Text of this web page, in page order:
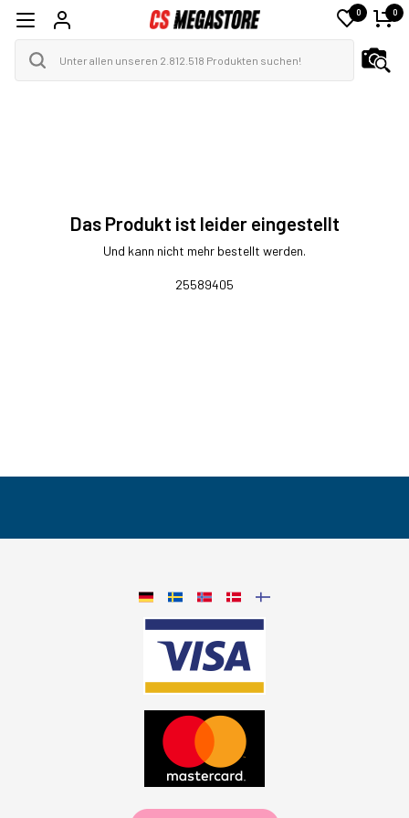
0 0
Das Produkt ist leider eingestellt
Und kann nicht mehr bestellt werden.
25589405